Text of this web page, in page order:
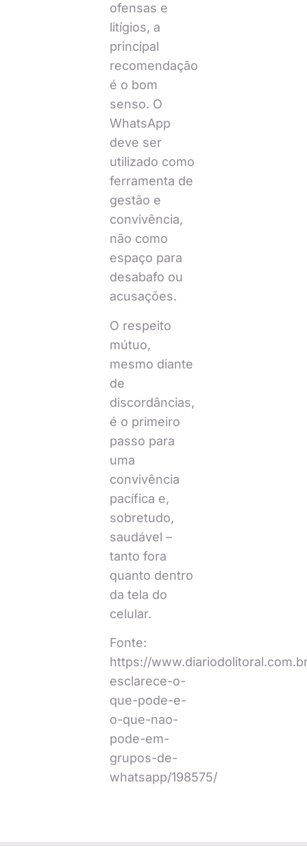
ofensas e
litígios, a
principal
recomendação
é o bom
senso. O
WhatsApp
deve ser
utilizado como
ferramenta de
gestão e
convivência,
não como
espaço para
desabafo ou
acusações.
O respeito
mútuo,
mesmo diante
de
discordâncias,
é o primeiro
passo para
uma
convivência
pacífica e,
sobretudo,
saudável –
tanto fora
quanto dentro
da tela do
celular.
Fonte:
https://
esclarece-o-
que-pode-e-
o-que-nao-
pode-em-
grupos-de-
whatsapp/198575/